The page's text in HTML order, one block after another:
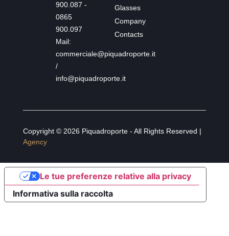
900.087 -
0865
900.097
Mail:
commerciale@piquadroporte.it
/
info@piquadroporte.it
Glasses
Company
Contacts
Copyright © 2026 Piquadroporte - All Rights Reserved |
Agency
Informativa sulla raccolta
Le tue preferenze relative alla privacy